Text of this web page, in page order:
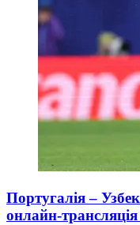
Португалія –
онлайн-